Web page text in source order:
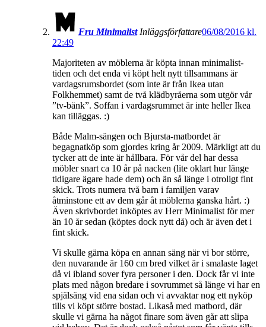
Fru Minimalist Inläggsförfattare06/08/2016 kl.
22:49
Majoriteten av möblerna är köpta innan minimalist-
tiden och det enda vi köpt helt nytt tillsammans är
vardagsrumsbordet (som inte är från Ikea utan
Folkhemmet) samt de två klädbyråerna som utgör vår
”tv-bänk”. Soffan i vardagsrummet är inte heller Ikea
kan tilläggas. :)
Både Malm-sängen och Bjursta-matbordet är
begagnatköp som gjordes kring år 2009. Märkligt att du
tycker att de inte är hållbara. För vår del har dessa
möbler snart ca 10 år på nacken (lite oklart hur länge
tidigare ägare hade dem) och än så länge i otroligt fint
skick. Trots numera två barn i familjen varav
åtminstone ett av dem går åt möblerna ganska hårt. :)
Även skrivbordet inköptes av Herr Minimalist för mer
än 10 år sedan (köptes dock nytt då) och är även det i
fint skick.
Vi skulle gärna köpa en annan säng när vi bor större,
den nuvarande är 160 cm bred vilket är i smalaste laget
då vi ibland sover fyra personer i den. Dock får vi inte
plats med någon bredare i sovrummet så länge vi har en
spjälsäng vid ena sidan och vi avvaktar nog ett nyköp
tills vi köpt större bostad. Likaså med matbord, där
skulle vi gärna ha något finare som även går att slipa